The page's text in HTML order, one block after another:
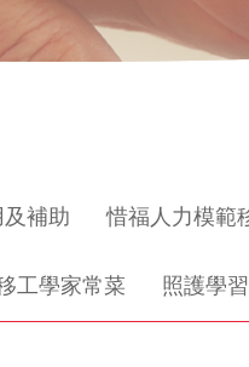
補助 惜福人力模範
工學家常菜 照護學習